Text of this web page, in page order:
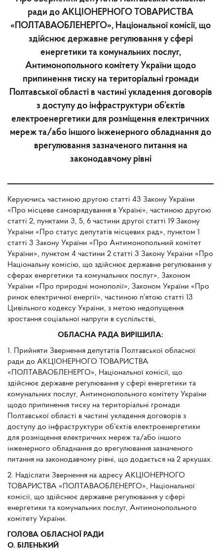
ради до АКЦІОНЕРНОГО ТОВАРИСТВА
«ПОЛТАВАОБЛЕНЕРГО», Національної комісії, що
здійснює державне регулювання у сфері
енергетики та комунальних послуг,
Антимонопольного комітету України щодо
припинення тиску на територіальні громади
Полтавської області в частині укладення договорів
з доступу до інфраструктури об’єктів
електроенергетики для розміщення електричних
мереж та/або іншого інженерного обладнання до
врегулювання зазначеного питання на
законодавчому рівні
Керуючись частиною другою статті 43 Закону України
«Про місцеве самоврядування в Україні», частиною другою
статті 2, пунктами 3, 5, 6 частини другої статті 19 Закону
України «Про статус депутатів місцевих рад», пунктом 1
статті 3 Закону України «Про Антимонопольний комітет
України», пунктом 4 частини 2 статті 3 Закону України «Про
Національну комісію, що здійснює державне регулювання у
сферах енергетики та комунальних послуг», Законом
України «Про природні монополії», Законом України «Про
ринок електричної енергії», частиною п’ятою статті 13
Цивільного кодексу України, з метою недопущення
зростання соціальної напруги в суспільстві,
ОБЛАСНА РАДА ВИРІШИЛА:
1. Прийняти Звернення депутатів Полтавської обласної
ради до АКЦІОНЕРНОГО ТОВАРИСТВА
«ПОЛТАВАОБЛЕНЕРГО», Національної комісії, що
здійснює державне регулювання у сфері енергетики та
комунальних послуг, Антимонопольного комітету України
щодо припинення тиску на територіальні громади
Полтавської області в частині укладення договорів з
доступу до інфраструктури об’єктів електроенергетики
для розміщення електричних мереж та/або іншого
інженерного обладнання до врегулювання зазначеного
питання на законодавчому рівні, що додається на 2 аркушах.
2. Надіслати Звернення на адресу АКЦІОНЕРНОГО
ТОВАРИСТВА «ПОЛТАВАОБЛЕНЕРГО», Національної
комісії, що здійснює державне регулювання у сфері
енергетики та комунальних послуг, Антимонопольного
комітету України.
ГОЛОВА ОБЛАСНОЇ РАДИ
О. БІЛЕНЬКИЙ